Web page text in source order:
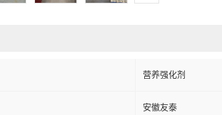
营养强化剂
安徽友泰